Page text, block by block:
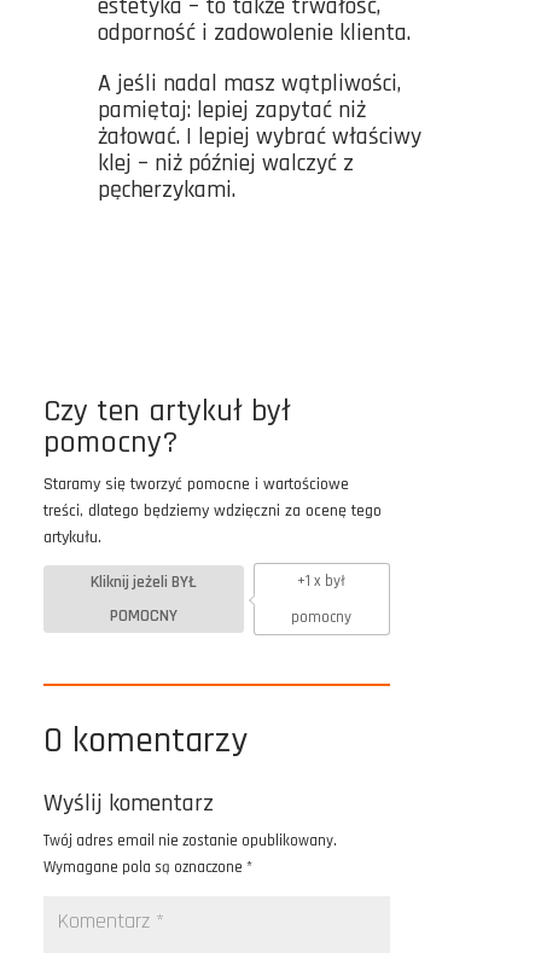
estetyka – to także trwałość,
odporność i zadowolenie klienta.
A jeśli nadal masz wątpliwości,
pamiętaj: lepiej zapytać niż
żałować. I lepiej wybrać właściwy
klej – niż później walczyć z
pęcherzykami.
Czy ten artykuł był
pomocny?
Staramy się tworzyć pomocne i wartościowe
treści, dlatego będziemy wdzięczni za ocenę tego
artykułu.
Kliknij jeżeli BYŁ
POMOCNY
+1 x był
pomocny
0 komentarzy
Wyślij komentarz
Twój adres email nie zostanie opublikowany.
Wymagane pola są oznaczone *